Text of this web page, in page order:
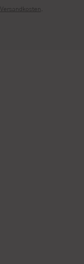
Versandkosten